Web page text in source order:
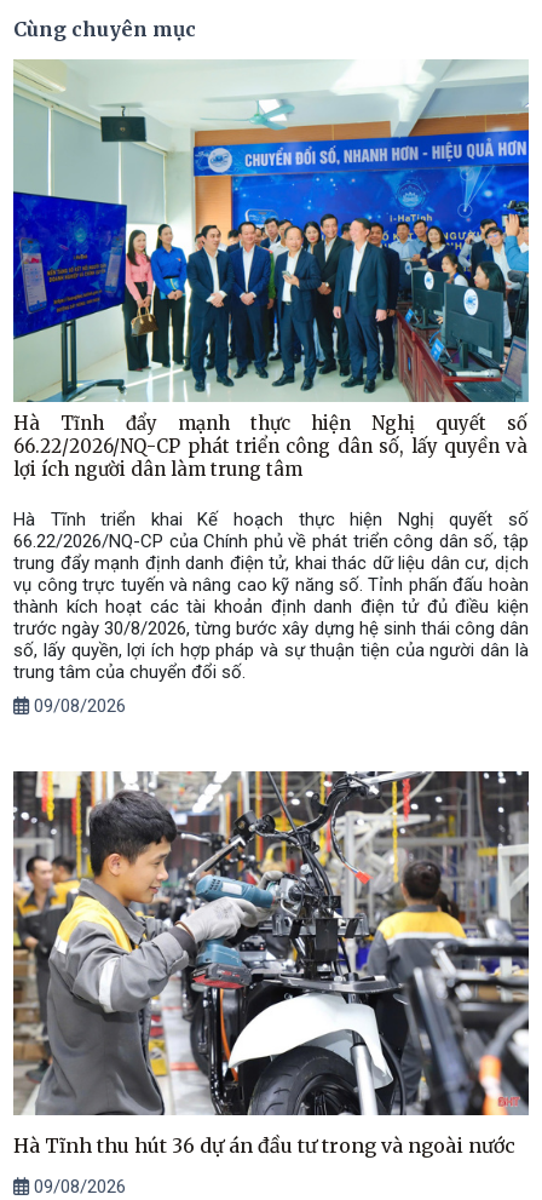
Cùng chuyên mục
Hà Tĩnh đẩy mạnh thực hiện Nghị quyết số
66.22/2026/NQ-CP phát triển công dân số, lấy quyền và
lợi ích người dân làm trung tâm
Hà Tĩnh triển khai Kế hoạch thực hiện Nghị quyết số
66.22/2026/NQ-CP của Chính phủ về phát triển công dân số, tập
trung đẩy mạnh định danh điện tử, khai thác dữ liệu dân cư, dịch
vụ công trực tuyến và nâng cao kỹ năng số. Tỉnh phấn đấu hoàn
thành kích hoạt các tài khoản định danh điện tử đủ điều kiện
trước ngày 30/8/2026, từng bước xây dựng hệ sinh thái công dân
số, lấy quyền, lợi ích hợp pháp và sự thuận tiện của người dân là
trung tâm của chuyển đổi số.
09/08/2026
Hà Tĩnh thu hút 36 dự án đầu tư trong và ngoài nước
09/08/2026